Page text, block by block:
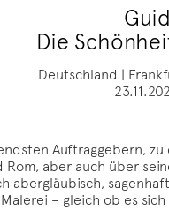
Die
Deutschland |
Auftraggebern,
Rom, aber auch über
abergläubisch,
– gleich ob es